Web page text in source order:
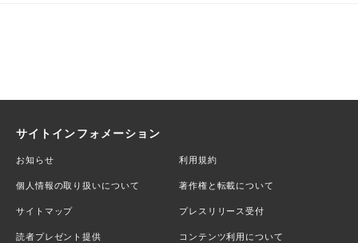
サイトインフォメーション
お知らせ 利用規約
個人情報の取り扱いについて 著作権と転載について
サイトマップ プレスリリース受付
読者プレゼント提供 コンテンツ利用について